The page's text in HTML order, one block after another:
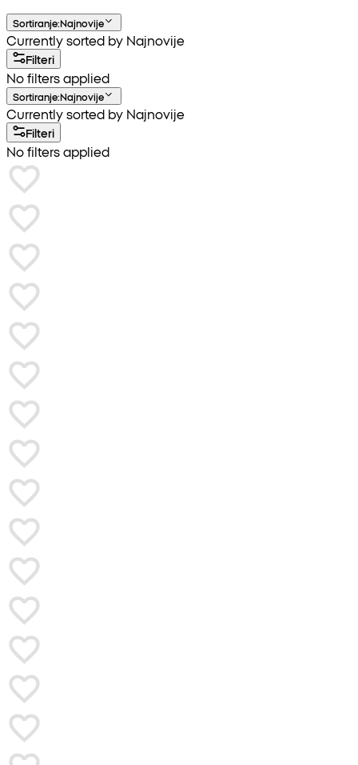
Sortiranje:Najnovije
Currently sorted by Najnovije
Filteri
No filters applied
Sortiranje:Najnovije
Currently sorted by Najnovije
Filteri
No filters applied